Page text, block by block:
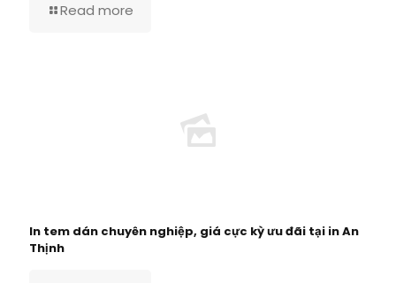
Read more
In tem dán chuyên nghiệp, giá cực kỳ ưu đãi tại in An
Thịnh